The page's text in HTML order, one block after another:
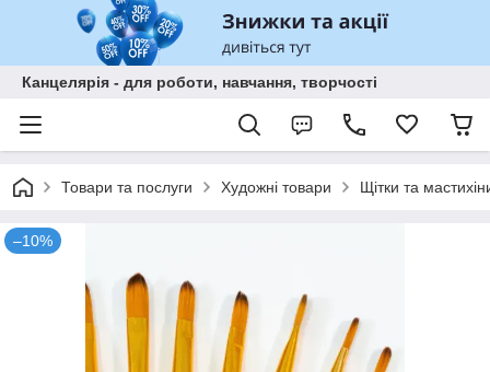
Канцелярія - для роботи, навчання, творчості
Товари та послуги Художні товари Щітки та
–10%